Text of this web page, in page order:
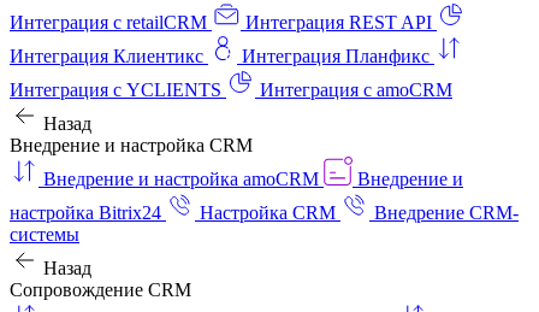
Интеграция с retailCRM
Интеграция REST API
Интеграция Клиентикс
Интеграция Планфикс
Интеграция с YCLIENTS
Интеграция с amoCRM
Назад
Внедрение и настройка CRM
Внедрение и настройка amoCRM
Внедрение и
настройка Bitrix24
Настройка CRM
Внедрение CRM-
системы
Назад
Сопровождение CRM